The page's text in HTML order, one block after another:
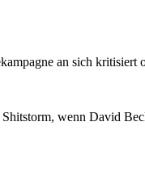
an sich kritisiert
wenn David